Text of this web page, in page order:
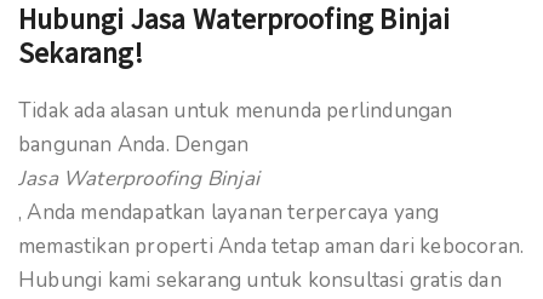
Hubungi Jasa Waterproofing Binjai
Sekarang!
Tidak ada alasan untuk menunda perlindungan
bangunan Anda. Dengan
Jasa Waterproofing Binjai
, Anda mendapatkan layanan terpercaya yang
memastikan properti Anda tetap aman dari kebocoran.
Hubungi kami sekarang untuk konsultasi gratis dan